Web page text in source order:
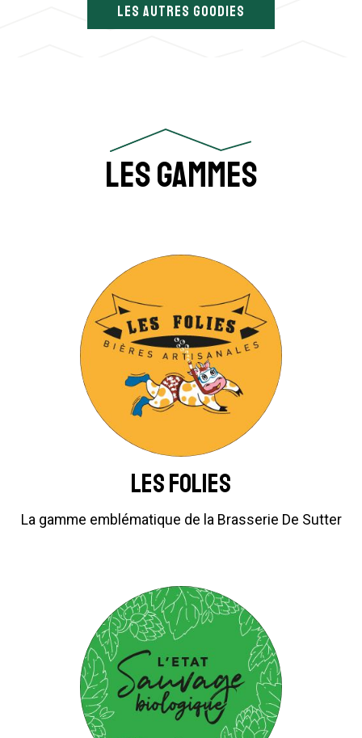
LES AUTRES GOODIES
Les gammes
Les Folies
La gamme emblématique de la Brasserie De Sutter